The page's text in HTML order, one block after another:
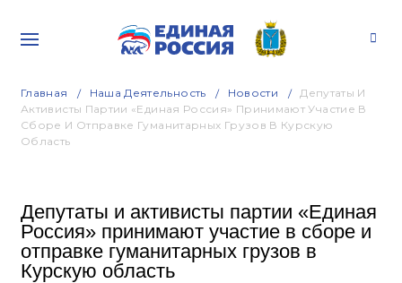
Главная Наша Деятельность Новости
Депутаты И
Активисты Партии «Единая Россия» Принимают Участие В
Сборе И Отправке Гуманитарных Грузов В Курскую
Область
Депутаты и активисты партии «Единая
Россия» принимают участие в сборе и
отправке гуманитарных грузов в
Курскую область